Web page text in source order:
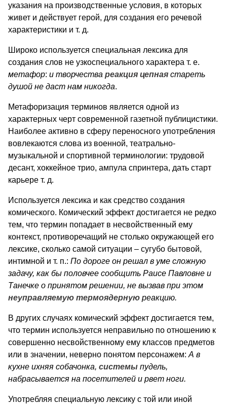
указания на производственные условия, в которых
живет и действует герой, для создания его речевой
характеристики и т. д.
Широко используется специальная лексика для
создания слов не узкоспециального характера т. е.
метафор: и творчества реакция цепная стареть
душой не даст нам никогда.
Метафоризация терминов является одной из
характерных черт современной газетной публицистики.
Наиболее активно в сферу переносного употребления
вовлекаются слова из военной, театрально-
музыкальной и спортивной терминологии: трудовой
десант, хоккейное трио, ампула спринтера, дать старт
карьере т. д.
Используется лексика и как средство создания
комического. Комический эффект достигается не редко
тем, что термин попадает в несвойственный ему
контекст, противоречащий не столько окружающей его
лексике, сколько самой ситуации – сугубо бытовой,
интимной и т. п.: По дороге он решал в уме сложную
задачу, как бы половчее сообщить Раисе Павловне и
Танечке о принятом решении, не вызвав при этом
неуправляемую термоядерную реакцию.
В других случаях комический эффект достигается тем,
что термин используется неправильно по отношению к
совершенно несвойственному ему классов предметов
или в значении, неверно понятом персонажем: А в
кухне ихняя собачонка, системы пудель,
набрасывается на посетителей и рвет ноги.
Употребляя специальную лексику с той или иной